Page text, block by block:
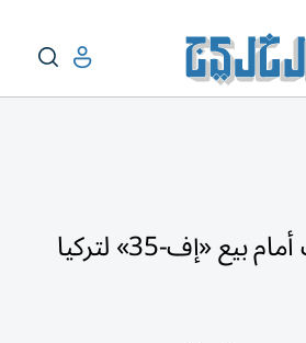
ترامب يفتح الباب أمام بيع «إف-35» لتركيا